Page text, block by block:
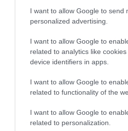
I want to allow Google to send
personalized advertising.
I want to allow Google to
related to analytics like
device identifiers in apps.
I want to allow Google to
related to functionality of the
I want to allow Google to
related to personalization.
:
hogy mi váltotta ki a helyzetet, és
Közös stratégiák kialakítása
és hogyan tud visszavonulni
A legnagyobb segítség nem a
elfogadás és az, hogy nem hagyjuk